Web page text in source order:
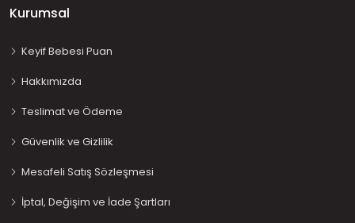
Kurumsal
Keyif Bebesi Puan
Hakkımızda
Teslimat ve Ödeme
Güvenlik ve Gizlilik
Mesafeli Satış Sözleşmesi
İptal, Değişim ve İade Şartları